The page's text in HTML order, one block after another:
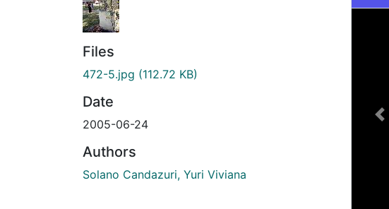
Files
472-5.jpg (112.72 KB)
Date
2005-06-24
Authors
Solano Candazuri, Yuri Viviana